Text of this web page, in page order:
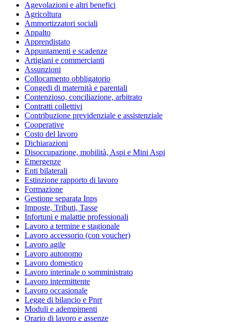
Agevolazioni e altri benefici
Agricoltura
Ammortizzatori sociali
Appalto
Apprendistato
Appuntamenti e scadenze
Artigiani e commercianti
Assunzioni
Collocamento obbligatorio
Congedi di maternità e parentali
Contenzioso, conciliazione, arbitrato
Contratti collettivi
Contribuzione previdenziale e assistenziale
Cooperative
Costo del lavoro
Dichiarazioni
Disoccupazione, mobilità, Aspi e Mini Aspi
Emergenze
Enti bilaterali
Estinzione rapporto di lavoro
Formazione
Gestione separata Inps
Imposte, Tributi, Tasse
Infortuni e malattie professionali
Lavoro a termine e stagionale
Lavoro accessorio (con voucher)
Lavoro agile
Lavoro autonomo
Lavoro domestico
Lavoro interinale o somministrato
Lavoro intermittente
Lavoro occasionale
Legge di bilancio e Pnrr
Moduli e adempimenti
Orario di lavoro e assenze